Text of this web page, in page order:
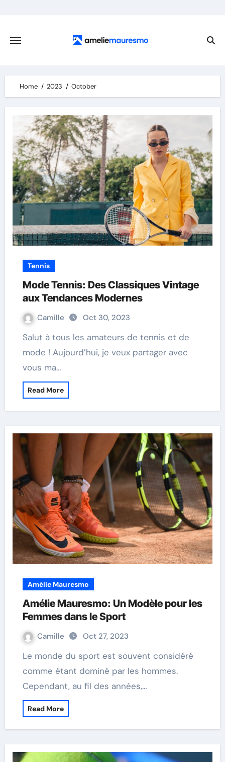
content
Home 2023 October
Tennis
Mode Tennis: Des Classiques Vintage
aux Tendances Modernes
Camille Oct 30, 2023
Salut à tous les amateurs de tennis et de
mode ! Aujourd’hui, je veux partager avec
vous ma…
Read More
Amélie Mauresmo
Amélie Mauresmo: Un Modèle pour les
Femmes dans le Sport
Camille Oct 27, 2023
Le monde du sport est souvent considéré
comme étant dominé par les hommes.
Cependant, au fil des années,…
Read More